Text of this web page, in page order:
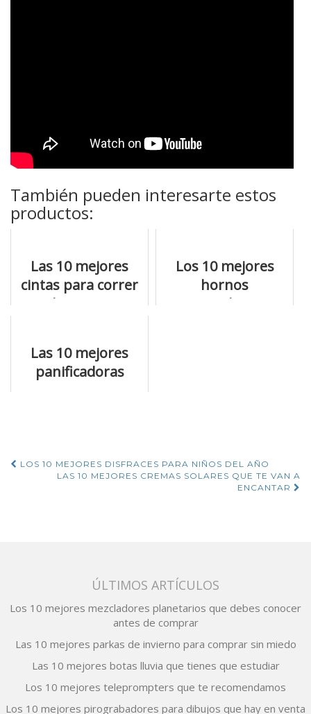
También pueden interesarte estos
productos:
Las 10 mejores
cintas para correr
que hay en venta
Los 10 mejores
hornos
microondas si no
Las 10 mejores
panificadoras
Navegación
LOS 10 MEJORES DISFRACES PARA NIÑOS DEL AÑO
LAS 10 MEJORES CREMAS SOLARES QUE TE VAN A
ENCANTAR
ÚLTIMOS ARTÍCULOS
Los 10 mejores mezcladores planetarios que debes conocer
antes de comprar
Las 10 mejores parkas de invierno para comprar sin miedo
Las 10 mejores botas lluvia que tienes que estudiar
Los 10 mejores teleprompters que te recomendamos
Los 10 mejores pirograbadores para dibujos que hay en venta